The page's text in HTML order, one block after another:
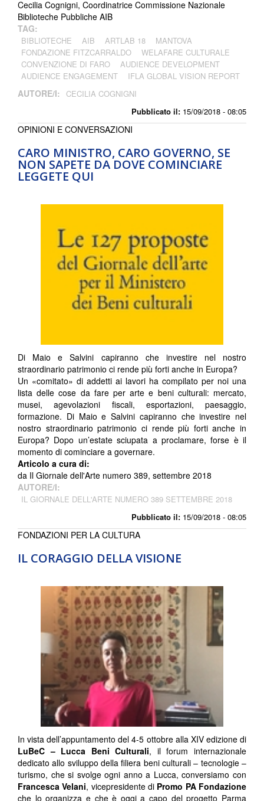
Pubblicato il: 15/09/2018 - 08:05
Cecilia Cognigni, Coordinatrice Commissione Nazionale
Biblioteche Pubbliche AIB
TAG:
BIBLIOTECHE AIB ARTLAB 18
MANTOVA
FONDAZIONE FITZCARRALDO
WELAFARE CULTURALE
CONVENZIONE DI FARO
AUDIENCE DEVELOPMENT
AUDIENCE ENGAGEMENT
IFLA GLOBAL VISION REPORT
AUTORE/I: CECILIA COGNIGNI
CARO MINISTRO, CARO GOVERNO, SE
NON SAPETE DA DOVE COMINCIARE
LEGGETE QUI
Pubblicato il: 15/09/2018 - 08:05
OPINIONI E CONVERSAZIONI
Di Maio e Salvini capiranno che investire nel nostro
straordinario patrimonio ci rende più forti anche in Europa?
Un «comitato» di addetti ai lavori ha compilato per noi una
lista delle cose da fare per arte e beni culturali: mercato,
musei, agevolazioni fiscali, esportazioni, paesaggio,
formazione. Di Maio e Salvini capiranno che investire nel
nostro straordinario patrimonio ci rende più forti anche in
Europa? Dopo un’estate sciupata a proclamare, forse è il
momento di cominciare a governare.
Articolo a cura di:
da Il Giornale dell'Arte numero 389, settembre 2018
AUTORE/I:
IL GIORNALE DELL'ARTE NUMERO 389 SETTEMBRE 2018
IL CORAGGIO DELLA VISIONE
FONDAZIONI PER LA CULTURA
In vista dell’appuntamento del 4-5 ottobre alla XIV edizione di
LuBeC – Lucca Beni Culturali, il forum internazionale
dedicato allo sviluppo della filiera beni culturali – tecnologie –
turismo, che si svolge ogni anno a Lucca, conversiamo con
Francesca Velani, vicepresidente di Promo PA Fondazione
che lo organizza e che è oggi a capo del progetto Parma